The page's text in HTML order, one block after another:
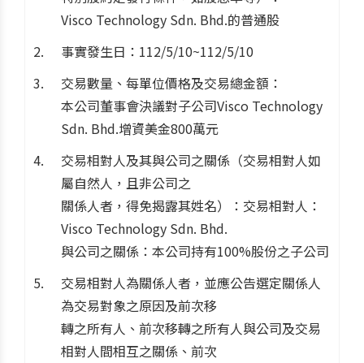
Visco Technology Sdn. Bhd.的普通股
事實發生日：112/5/10~112/5/10
交易數量、每單位價格及交易總金額：
本公司董事會決議對子公司Visco Technology
Sdn. Bhd.增資美金800萬元
交易相對人及其與公司之關係（交易相對人如
屬自然人，且非公司之
關係人者，得免揭露其姓名）：交易相對人：
Visco Technology Sdn. Bhd.
與公司之關係：本公司持有100%股份之子公司
交易相對人為關係人者，並應公告選定關係人
為交易對象之原因及前次移
轉之所有人、前次移轉之所有人與公司及交易
相對人間相互之關係、前次